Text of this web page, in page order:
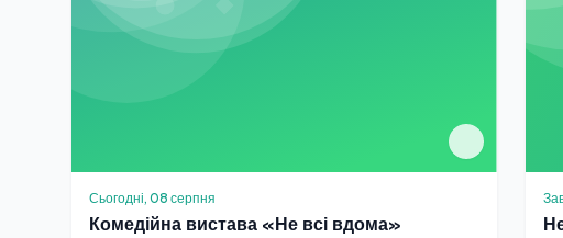
Сьогодні, 08 серпня
Комедійна вистава «Не всі вдома»